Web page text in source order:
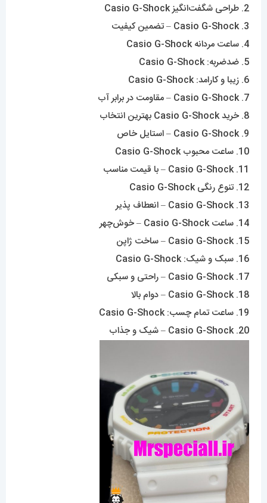
2. طراحی شگفت‌انگیز Casio G-Shock
3. Casio G-Shock – تضمین کیفیت
4. ساعت مردانه Casio G-Shock
5. ضدضربه: Casio G-Shock
6. زیبا و کارامد: Casio G-Shock
7. Casio G-Shock – مقاومت در برابر آب
8. خرید Casio G-Shock بهترین انتخاب
9. Casio G-Shock – استایل خاص
10. ساعت محبوب Casio G-Shock
11. Casio G-Shock – با قیمت مناسب
12. تنوع رنگی Casio G-Shock
13. Casio G-Shock – انعطاف پذیر
14. ساعت Casio G-Shock – خوش‌چهر
15. Casio G-Shock – ساخت ژاپن
16. سبک و شیک: Casio G-Shock
17. Casio G-Shock – راحتی و سبکی
18. Casio G-Shock – دوام بالا
19. ساعت تمام چسب: Casio G-Shock
20. Casio G-Shock – شیک و جذاب